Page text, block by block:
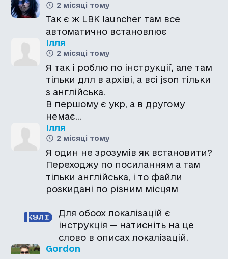
2 місяці тому
Так є ж LBK launcher там все
автоматично встановлює
Ілля
2 місяці тому
Я так і роблю по інструкції, але там
тільки длл в архіві, а всі json тільки
з англійська.
В першому є укр, а в другому
немає…
Ілля
2 місяці тому
Я один не зрозумів як встановити?
Переходжу по посиланням а там
тільки англійська, і то файли
Для обоох локалізацій є
інструкція — натисніть на це
слово в описах локалізацій.
Gordon